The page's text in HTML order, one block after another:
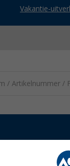
Vakantie-
Outwell Field